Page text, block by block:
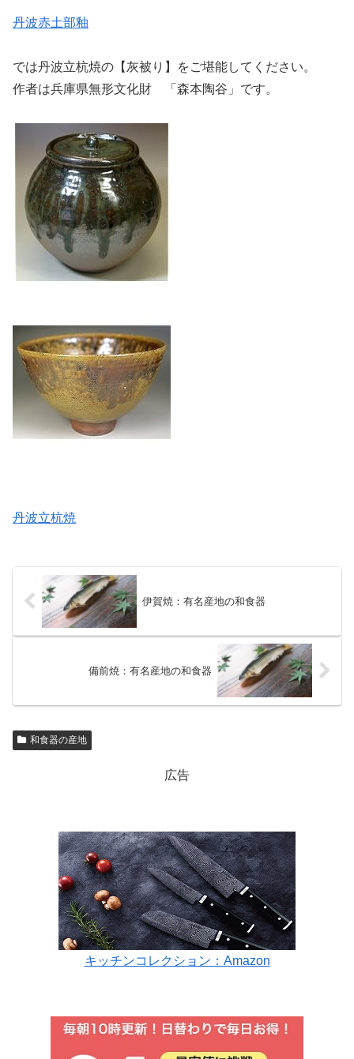
丹波赤土部釉
では丹波立杭焼の【灰被り】をご堪能してください。
作者は兵庫県無形文化財 「森本陶谷」です。
丹波立杭焼
伊賀焼：有名産地の和食器
備前焼：有名産地の和食器
和食器の産地
広告
キッチンコレクション：Amazon